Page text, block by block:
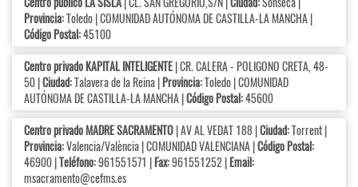
Provincia:Toledo | COMUNIDAD AUTÓNOMA DE CASTILLA-LA MANCHA |
Código Postal:45100
Centro privado KAPITAL INTELIGENTE| CR. CALERA - POLIGONO CRETA, 48-
50 |Ciudad:Talavera de la Reina |Provincia:Toledo | COMUNIDAD
AUTÓNOMA DE CASTILLA-LA MANCHA |Código Postal:45600
Centro privado MADRE SACRAMENTO| AV AL VEDAT 188 |Ciudad:Torrent |
Provincia:Valencia/València | COMUNIDAD VALENCIANA |Código Postal:
46900 |Teléfono:961551571 |Fax:961551252 |Email:
msacramento@cefms.es